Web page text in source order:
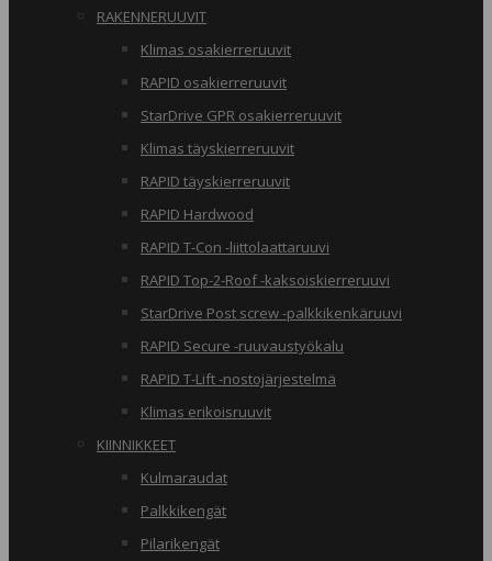
RAKENNERUUVIT
Klimas osakierreruuvit
RAPID osakierreruuvit
StarDrive GPR osakierreruuvit
Klimas täyskierreruuvit
RAPID täyskierreruuvit
RAPID Hardwood
RAPID T-Con -liittolaattaruuvi
RAPID Top-2-Roof -kaksoiskierreruuvi
StarDrive Post screw -palkkikenkäruuvi
RAPID Secure -ruuvaustyökalu
RAPID T-Lift -nostojärjestelmä
Klimas erikoisruuvit
KIINNIKKEET
Kulmaraudat
Palkkikengät
Pilarikengät